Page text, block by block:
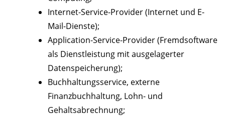
Internet-Service-Provider (Internet und E-
Mail-Dienste);
Application-Service-Provider (Fremdsoftware
als Dienstleistung mit ausgelagerter
Datenspeicherung);
Buchhaltungsservice, externe
Finanzbuchhaltung, Lohn- und
Gehaltsabrechnung;